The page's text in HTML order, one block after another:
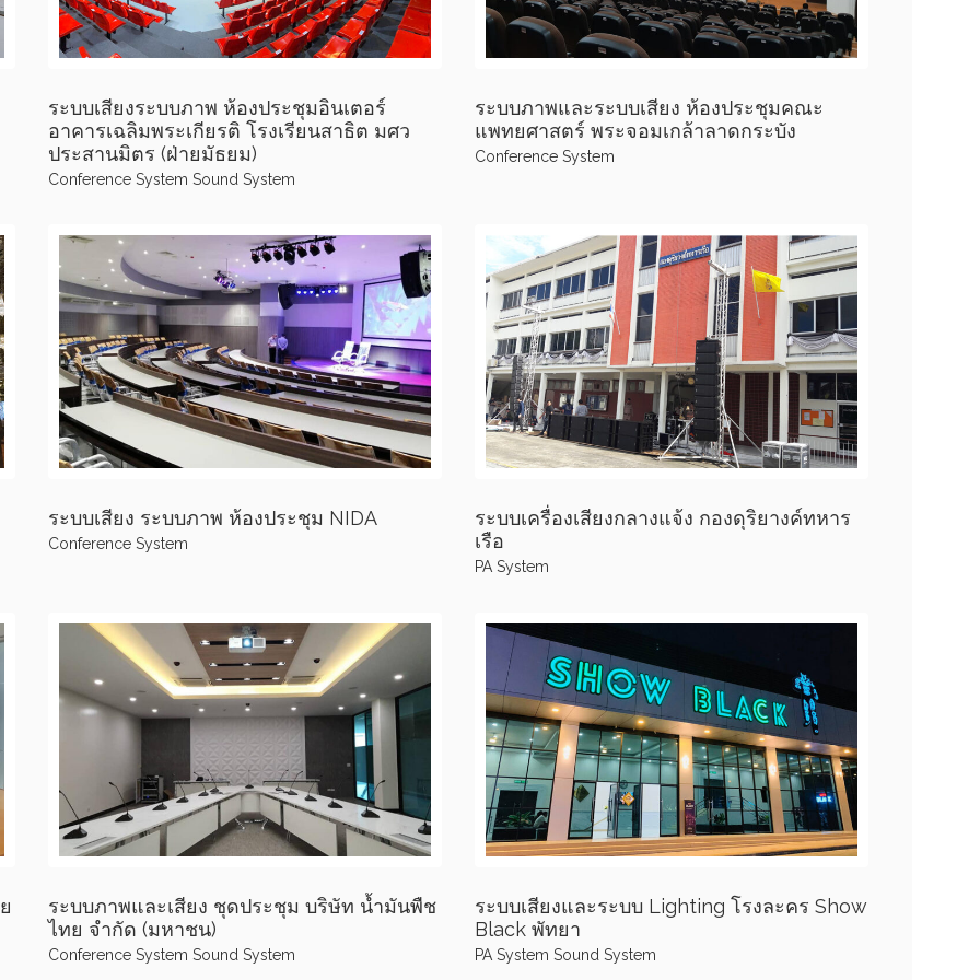
ระบบเสียงระบบภาพ ห้องประชุมอินเตอร์
อาคารเฉลิมพระเกียรติ โรงเรียนสาธิต มศว
ประสานมิตร (ฝ่ายมัธยม)
Conference System Sound System
ระบบภาพและระบบเสียง ห้องประชุมคณะ
แพทยศาสตร์ พระจอมเกล้าลาดกระบัง
Conference System
ระบบเสียง ระบบภาพ ห้องประชุม NIDA
Conference System
ระบบเครื่องเสียงกลางแจ้ง กองดุริยางค์ทหาร
เรือ
PA System
ระบบภาพและเสียง ชุดประชุม บริษัท น้ำมันพืช
ไทย จำกัด (มหาชน)
Conference System Sound System
ระบบเสียงและระบบ Lighting โรงละคร Show
Black พัทยา
PA System Sound System